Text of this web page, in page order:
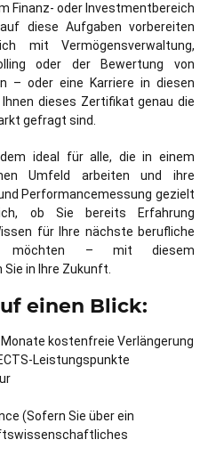
Finanz- oder Investmentbereich
diese Aufgaben vorbereiten
mit Vermögensverwaltung,
oder der Bewertung von
– oder eine Karriere in diesen
dieses Zertifikat genau die
gefragt sind.
ideal für alle, die in einem
Umfeld arbeiten und ihre
Performancemessung gezielt
ob Sie bereits Erfahrung
für Ihre nächste berufliche
möchten – mit diesem
in Ihre Zukunft.
einen Blick:
kostenfreie Verlängerung
Leistungspunkte
(Sofern Sie über ein